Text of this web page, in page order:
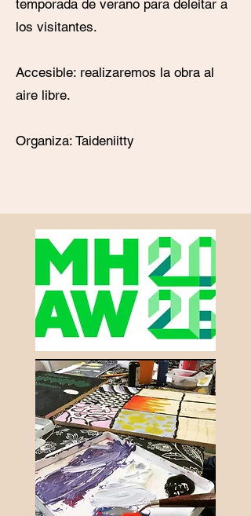
temporada de verano para deleitar a
los visitantes.
Accesible: realizaremos la obra al
aire libre.
Organiza: Taideniitty